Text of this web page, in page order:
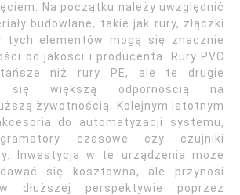
Na początku należy uwzględnić
budowlane, takie jak rury, złączki
tych elementów mogą się znacznie
od jakości i producenta. Rury PVC
niż rury PE, ale te drugie
się większą odpornością na
żywotnością. Kolejnym istotnym
do automatyzacji systemu,
czasowe czy czujniki
Inwestycja w te urządzenia może
się kosztowna, ale przynosi
dłuższej perspektywie poprzez